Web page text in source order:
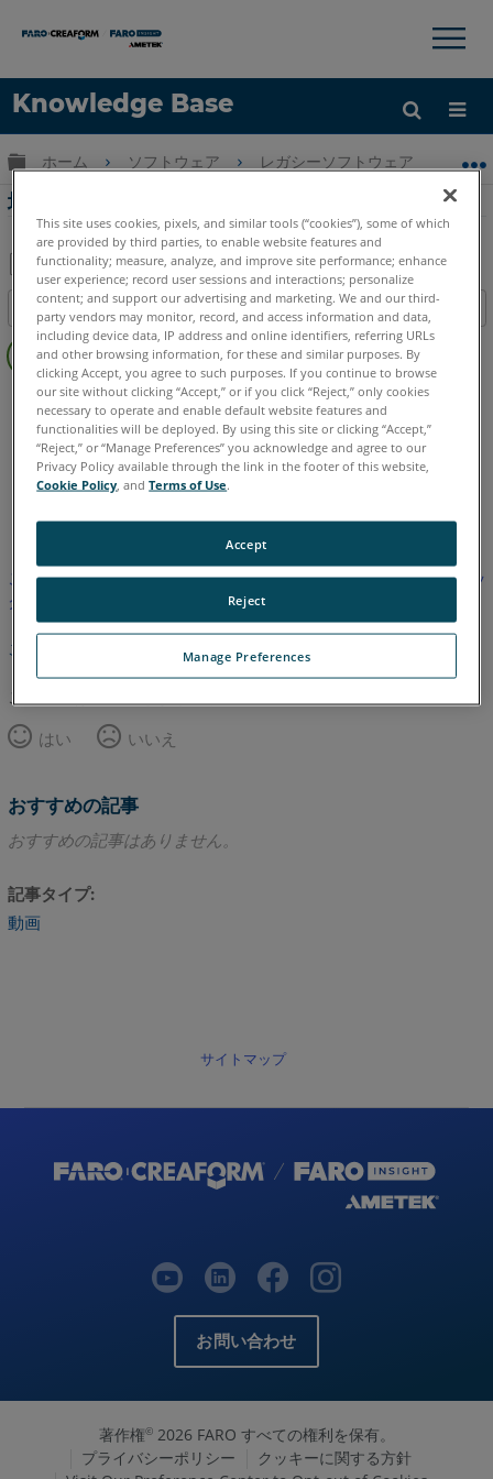
Knowledge Base
言語
×
グローバル階層を展開/折りたたむ
ホーム ソフトウェア レガシーソフトウェア レ
地形解析ボリュームの計算PointSense Pro
PDF
と
し
て
目次
ッ
PointSense Pro
英語
この記事は翻訳されていません。英語版を見るにはここをクリッ
クしてください。
このページのトップへ
この記事は役に立ちましたか？
はい
いいえ
おすすめの記事
おすすめの記事はありません。
記事タイプ
動画
サイトマップ
お問い合わせ
著作権©2026 FARO すべての権利を保有。
プライバシーポリシー
クッキーに関する方針
This site uses cookies, pixels, and similar tools (“cookies”), some of which
are provided by third parties, to enable website features and
functionality; measure, analyze, and improve site performance; enhance
user experience; record user sessions and interactions; personalize
content; and support our advertising and marketing. We and our third-
party vendors may monitor, record, and access information and data,
including device data, IP address and online identifiers, referring URLs
and other browsing information, for these and similar purposes. By
clicking Accept, you agree to such purposes. If you continue to browse
our site without clicking “Accept,” or if you click “Reject,” only cookies
necessary to operate and enable default website features and
functionalities will be deployed. By using this site or clicking “Accept,”
“Reject,” or “Manage Preferences” you acknowledge and agree to our
Privacy Policy available through the link in the footer of this website,
Cookie Policy , andTerms of Use.
Manage Preferences
Reject
Accept